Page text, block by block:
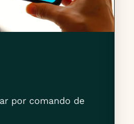
por comando de